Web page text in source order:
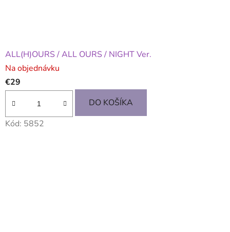
ALL(H)OURS / ALL OURS / NIGHT Ver.
Na objednávku
€29
DO KOŠÍKA
Kód: 5852